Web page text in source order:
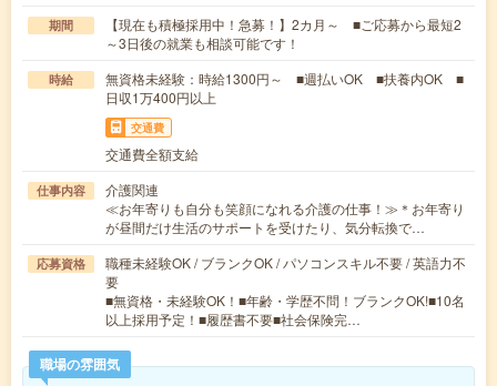
期間
【現在も積極採用中！急募！】2カ月～ ■ご応募から最短2
～3日後の就業も相談可能です！
時給
無資格未経験：時給1300円～ ■週払いOK ■扶養内OK ■
日収1万400円以上
交通費
交通費全額支給
仕事内容
介護関連
≪お年寄りも自分も笑顔になれる介護の仕事！≫＊お年寄り
が昼間だけ生活のサポートを受けたり、気分転換で…
応募資格
職種未経験OK / ブランクOK / パソコンスキル不要 / 英語力不
要
■無資格・未経験OK！■年齢・学歴不問！ブランクOK!■10名
以上採用予定！■履歴書不要■社会保険完…
職場の雰囲気